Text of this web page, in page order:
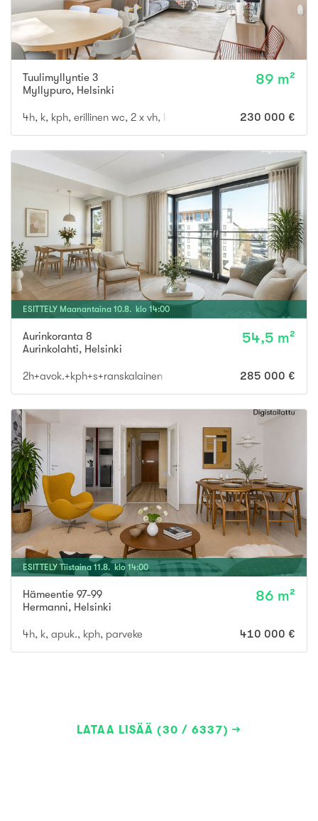
Tuulimyllyntie 3
Myllypuro, Helsinki
89 m²
4h, k, kph, erillinen wc, 2 x vh, lasitettu parveke 230 000 €
ESITTELY Maanantaina 10.8. klo 14:00
Aurinkoranta 8
Aurinkolahti, Helsinki
54,5 m²
2h+avok.+kph+s+ranskalainen parv. 285 000 €
ESITTELY Tiistaina 11 .8. klo 14:00
Hämeentie 97-99
Hermanni, Helsinki
86 m²
4h, k, apuk., kph, parveke 410 000 €
LATAA LISÄÄ (30 / 6337)